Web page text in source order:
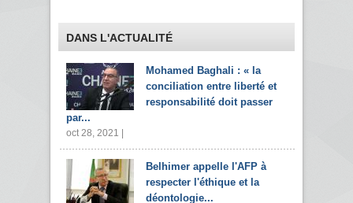
DANS L'ACTUALITÉ
Mohamed Baghali : « la
conciliation entre liberté et
responsabilité doit passer
par...
oct 28, 2021 |
Belhimer appelle l'AFP à
respecter l'éthique et la
déontologie...